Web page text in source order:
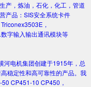
产，炼油，石化，化工，管道
产品：SIS安全系统卡件
，
字输入输出通讯模块等
河电机集团创建于1915年，总
稳定性和高可靠性的产品。我
CP451-10 CP450，